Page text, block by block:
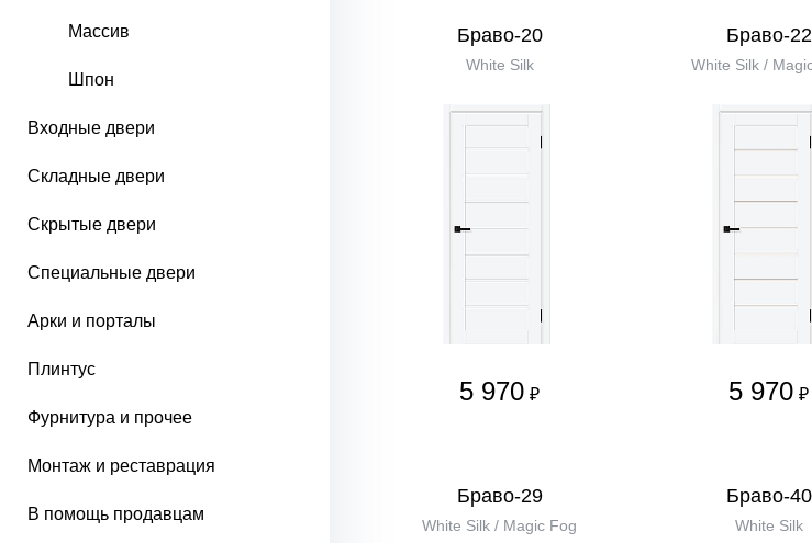
Массив
Шпон
Входные двери
Складные двери
Скрытые двери
Специальные двери
Арки и порталы
Плинтус
Фурнитура и прочее
Монтаж и реставрация
В помощь продавцам
Браво-20
White Silk
5 970 ₽
Браво-22
White Silk /
5 970 ₽
Браво-29
White Silk / Magic Fog
Браво-40
White Silk